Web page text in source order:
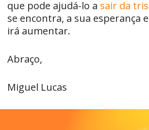
que pode ajudá-lo a sair da
se encontra, a sua esperança
irá aumentar.
Abraço,
Miguel Lucas